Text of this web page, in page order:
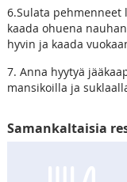
6.Sulata
kaada ohuena
hyvin ja kaada
7. Anna hyytyä
mansikoilla ja
Samankaltaisia